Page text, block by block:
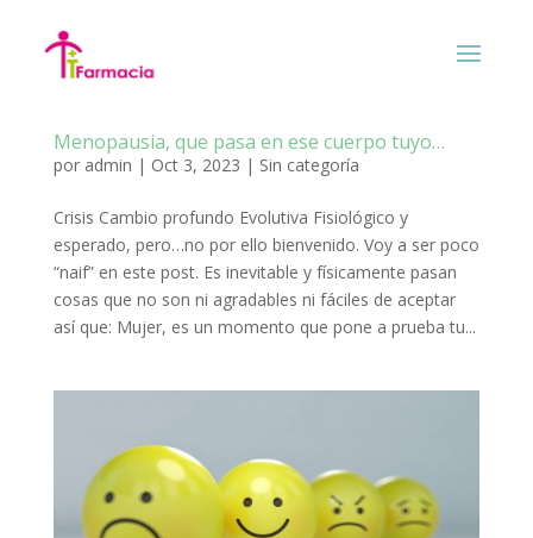
Menopausia, que pasa en ese cuerpo tuyo…
por admin | Oct 3, 2023 | Sin categoría
Crisis Cambio profundo Evolutiva Fisiológico y
esperado, pero…no por ello bienvenido. Voy a ser poco
“naif” en este post. Es inevitable y físicamente pasan
cosas que no son ni agradables ni fáciles de aceptar
así que: Mujer, es un momento que pone a prueba tu...